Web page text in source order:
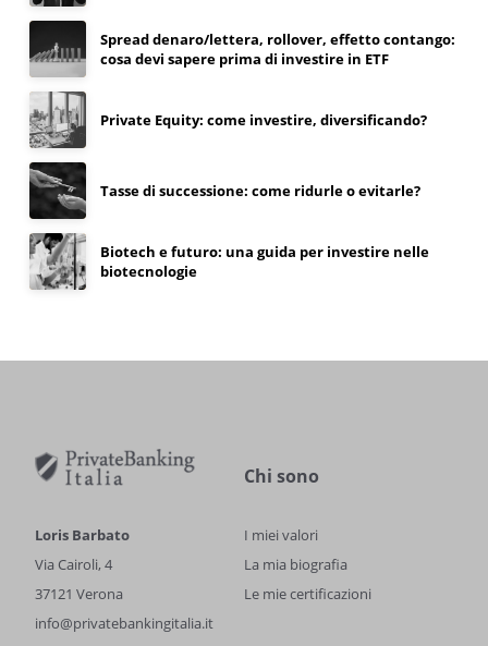
Spread denaro/lettera, rollover, effetto contango:
cosa devi sapere prima di investire in ETF
Private Equity: come investire, diversificando?
Tasse di successione: come ridurle o evitarle?
Biotech e futuro: una guida per investire nelle
biotecnologie
Loris Barbato
Via Cairoli, 4
37121 Verona
info@privatebankingitalia.it
Chi sono
I miei valori
La mia biografia
Le mie certificazioni